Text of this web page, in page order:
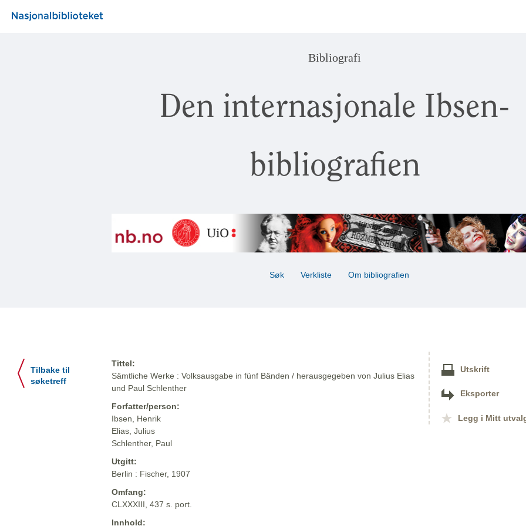
Bibliografi
Den internasjonale Ibsen-
bibliografien
Søk Verkliste Om bibliografien
Tilbake til
søketreff
Tittel:
Sämtliche Werke : Volksausgabe in fünf Bänden / herausgegeben von Julius Elias
und Paul Schlenther
Forfatter/person:
Ibsen, Henrik
Elias, Julius
Schlenther, Paul
Utgitt:
Berlin : Fischer, 1907
Omfang:
CLXXXIII, 437 s. port.
Innhold:
Utskrift
Eksporter
Legg i Mitt